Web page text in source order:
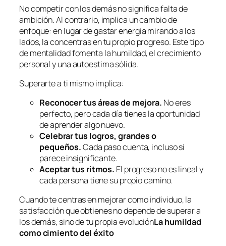
No competir con los demás no significa falta de
ambición. Al contrario, implica un cambio de
enfoque: en lugar de gastar energía mirando a los
lados, la concentras en tu propio progreso. Este tipo
de mentalidad fomenta la humildad, el crecimiento
personal y una autoestima sólida.
Superarte a ti mismo implica:
Reconocer tus áreas de mejora. No eres
perfecto, pero cada día tienes la oportunidad
de aprender algo nuevo.
Celebrar tus logros, grandes o
pequeños.Cada paso cuenta, incluso si
parece insignificante.
Aceptar tus ritmos. El progreso no es lineal y
cada persona tiene su propio camino.
Cuando te centras en mejorar como individuo, la
satisfacción que obtienes no depende de superar a
los demás, sino de tu propia evoluciónLa humildad
como cimiento del éxito